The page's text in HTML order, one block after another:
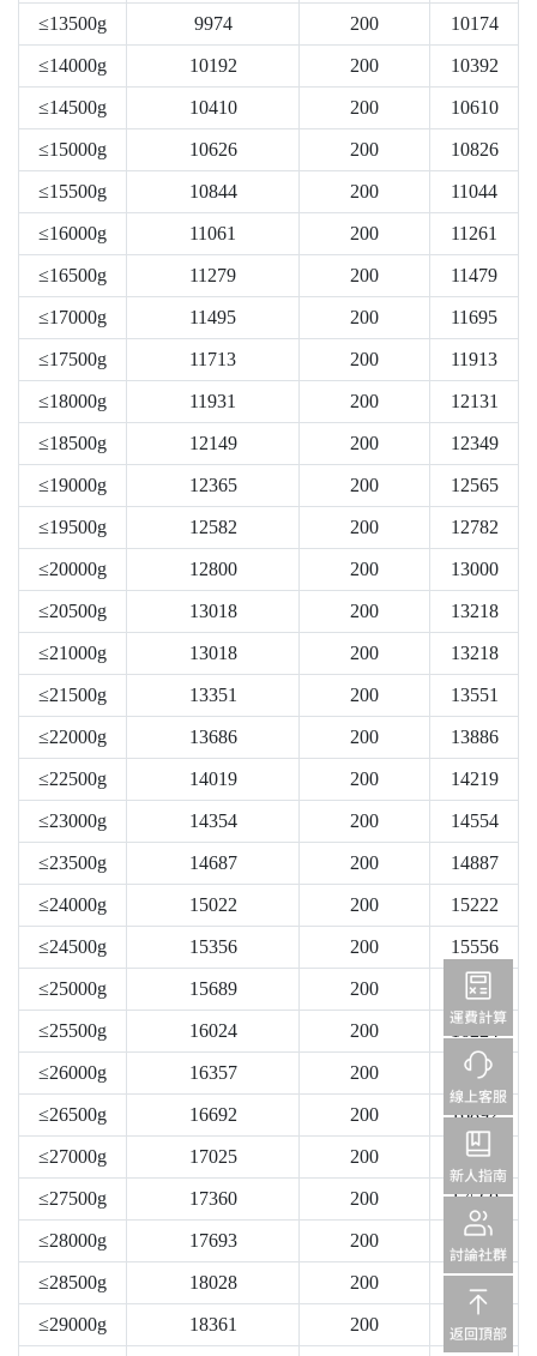
≤13500g 9974 200 10174
≤14000g 10192 200 10392
≤14500g 10410 200 10610
≤15000g 10626 200 10826
≤15500g 10844 200 11044
≤16000g 11061 200 11261
≤16500g 11279 200 11479
≤17000g 11495 200 11695
≤17500g 11713 200 11913
≤18000g 11931 200 12131
≤18500g 12149 200 12349
≤19000g 12365 200 12565
≤19500g 12582 200 12782
≤20000g 12800 200 13000
≤20500g 13018 200 13218
≤21000g 13018 200 13218
≤21500g 13351 200 13551
≤22000g 13686 200 13886
≤22500g 14019 200 14219
≤23000g 14354 200 14554
≤23500g 14687 200 14887
≤24000g 15022 200 15222
≤24500g 15356 200 15556
≤25000g 15689 200 15889
≤25500g 16024 200 16224
≤26000g 16357 200 16557
≤26500g 16692 200 16892
≤27000g 17025 200 17225
≤27500g 17360 200 17560
≤28000g 17693 200 17893
≤28500g 18028 200 18228
≤29000g 18361 200 18561